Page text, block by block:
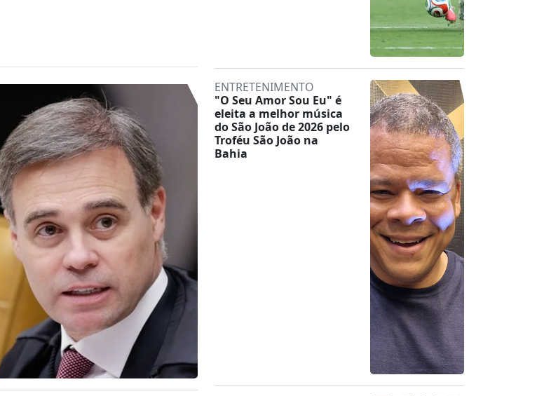
ENTRETENIMENTO
"O Seu Amor Sou Eu" é
eleita a melhor música
do São João de 2026 pelo
Troféu São João na
Bahia